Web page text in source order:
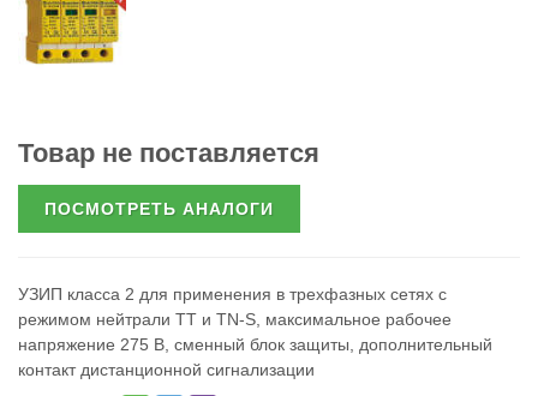
Товар не поставляется
ПОСМОТРЕТЬ АНАЛОГИ
УЗИП класса 2 для применения в трехфазных сетях с
режимом нейтрали TT и TN-S, максимальное рабочее
напряжение 275 В, сменный блок защиты, дополнительный
контакт дистанционной сигнализации